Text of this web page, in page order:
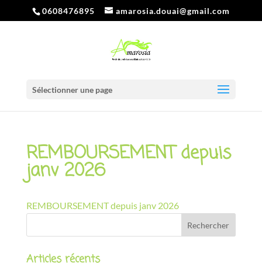
0608476895 amarosia.douai@gmail.com
Sélectionner une page
REMBOURSEMENT depuis
janv 2026
REMBOURSEMENT depuis janv 2026
Articles récents